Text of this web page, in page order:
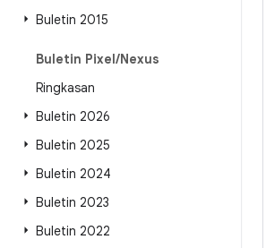
Buletin 2015
Buletin Pixel/Nexus
Ringkasan
Buletin 2026
Buletin 2025
Buletin 2024
Buletin 2023
Buletin 2022